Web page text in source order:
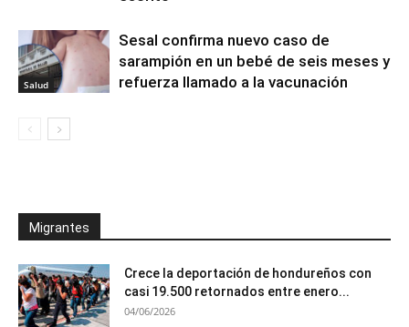
Salud
Sesal confirma nuevo caso de
sarampión en un bebé de seis meses y
refuerza llamado a la vacunación
Migrantes
Crece la deportación de hondureños con
casi 19.500 retornados entre enero...
04/06/2026